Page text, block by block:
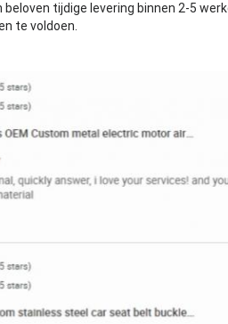
tijdige levering binnen 2-5
te voldoen.